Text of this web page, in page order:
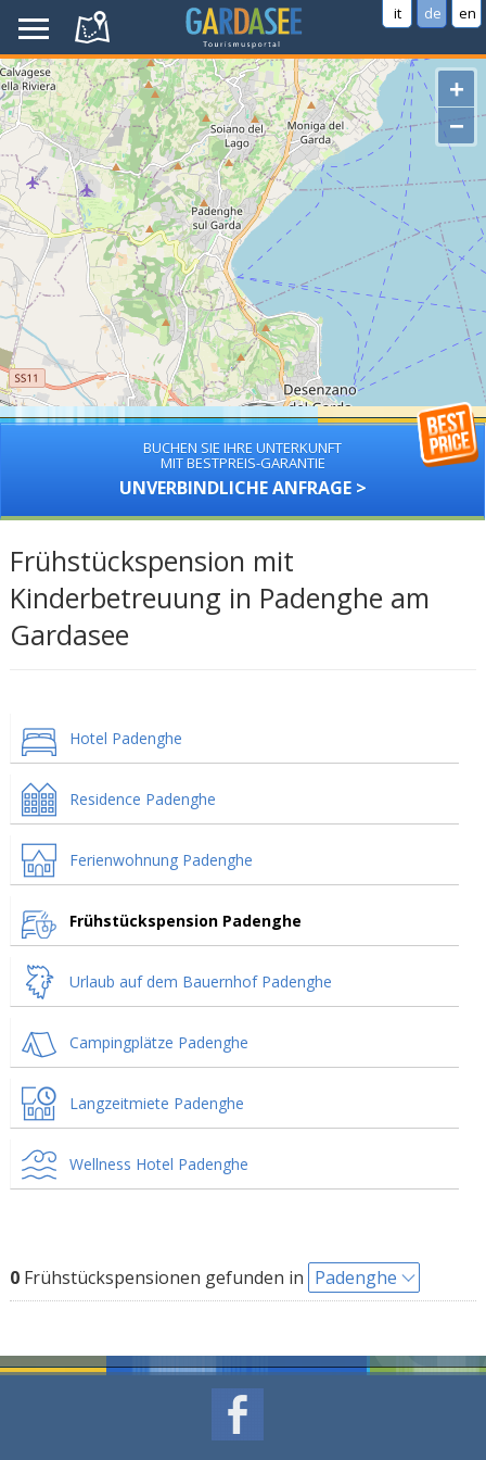
it de en
+
−
BUCHEN SIE IHRE UNTERKUNFT
MIT BESTPREIS-GARANTIE
UNVERBINDLICHE ANFRAGE >
Frühstückspension mit
Kinderbetreuung in Padenghe am
Gardasee
Hotel Padenghe
Residence Padenghe
Ferienwohnung Padenghe
Frühstückspension Padenghe
Urlaub auf dem Bauernhof Padenghe
Campingplätze Padenghe
Langzeitmiete Padenghe
Wellness Hotel Padenghe
0Frühstückspensionen gefunden in Padenghe